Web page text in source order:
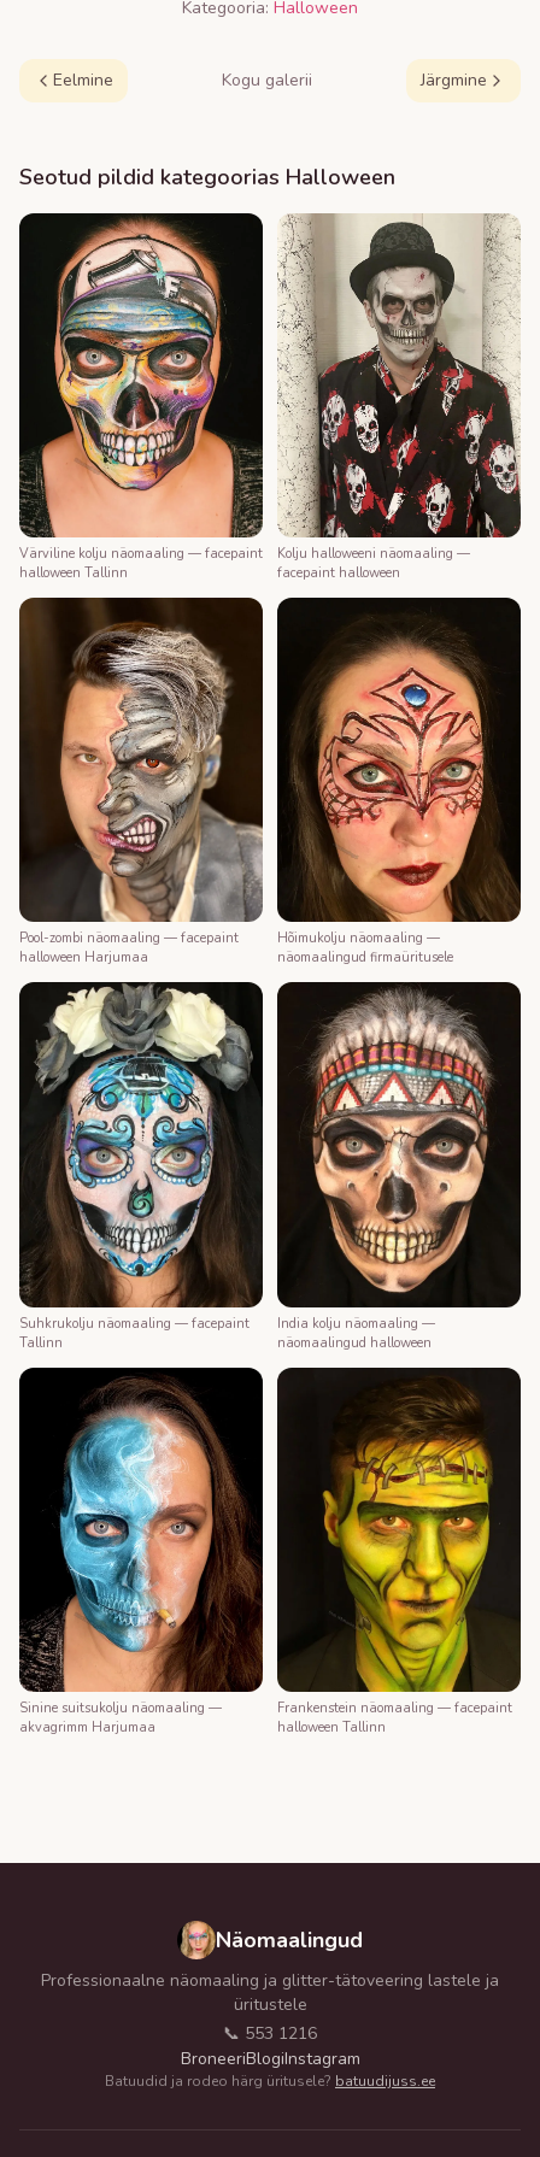
Kategooria: Halloween
Eelmine Kogu galerii Järgmine
Seotud pildid kategoorias Halloween
Värviline kolju näomaaling — facepaint
halloween Tallinn
Kolju halloweeni näomaaling —
facepaint halloween
Pool-zombi näomaaling — facepaint
halloween Harjumaa
Hõimukolju näomaaling —
näomaalingud firmaüritusele
Suhkrukolju näomaaling — facepaint
Tallinn
India kolju näomaaling —
näomaalingud halloween
Sinine suitsukolju näomaaling —
akvagrimm Harjumaa
Frankenstein näomaaling — facepaint
halloween Tallinn
Näomaalingud
Professionaalne näomaaling ja glitter-tätoveering lastele ja
üritustele
📞 553 1216
BroneeriBlogiInstagram
Batuudid ja rodeo härg üritusele? batuudijuss.ee